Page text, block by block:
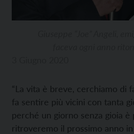
“La vita è breve, cerchiamo di
fa sentire più vicini con tanta
perché un giorno senza gioia è
ritroveremo il prossimo anno